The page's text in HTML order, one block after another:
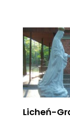
Licheń-